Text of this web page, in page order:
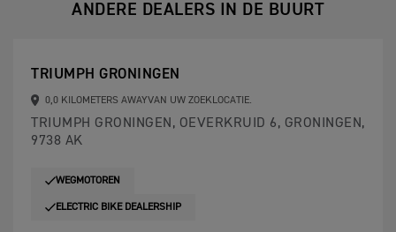
ANDERE DEALERS IN DE BUURT
TRIUMPH GRONINGEN
0,0 KILOMETERS AWAYVAN UW ZOEKLOCATIE.
TRIUMPH GRONINGEN, OEVERKRUID 6, GRONINGEN,
9738 AK
WEGMOTOREN
ELECTRIC BIKE DEALERSHIP